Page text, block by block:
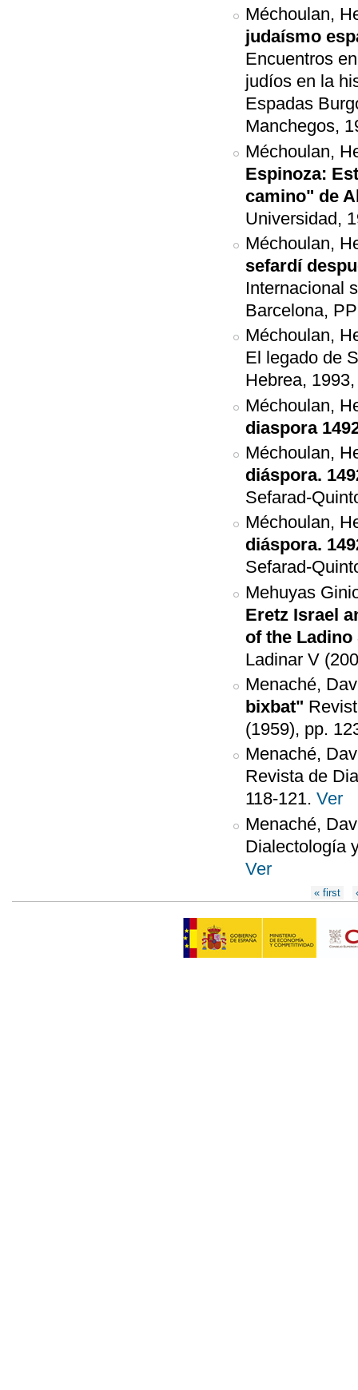
Méchoulan,
judaísmo
Encuentros
judíos en la
Espadas
Manchegos,
Méchoulan,
Espinoza:
camino" de
Universidad,
Méchoulan,
sefardí
Internacional
Barcelona,
Méchoulan,
El legado de
Hebrea,
Méchoulan,
diaspora
Méchoulan,
diáspora.
Sefarad-
Méchoulan,
diáspora.
Sefarad-
Mehuyas
Eretz Israel
of the
Ladinar V
Menaché,
bixbat"
(1959), pp.
Menaché,
Revista de
118-121. Ver
Menaché,
Dialectología
Ver
« first